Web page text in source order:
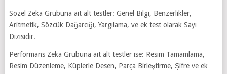
Sözel Zeka Grubuna ait alt testler: Genel Bilgi, Benzerlikler,
Aritmetik, Sözcük Dağarcığı, Yargılama, ve ek test olarak Sayı
Dizisidir.
Performans Zeka Grubuna ait alt testler ise: Resim Tamamlama,
Resim Düzenleme, Küplerle Desen, Parça Birleştirme, Şifre ve ek